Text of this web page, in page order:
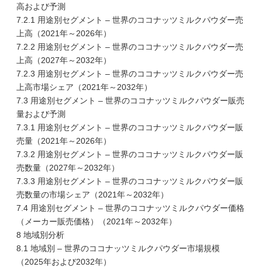
高および予測
7.2.1 用途別セグメント – 世界のココナッツミルクパウダー売
上高（2021年～2026年）
7.2.2 用途別セグメント – 世界のココナッツミルクパウダー売
上高（2027年～2032年）
7.2.3 用途別セグメント – 世界のココナッツミルクパウダー売
上高市場シェア（2021年～2032年）
7.3 用途別セグメント – 世界のココナッツミルクパウダー販売
量および予測
7.3.1 用途別セグメント – 世界のココナッツミルクパウダー販
売量（2021年～2026年）
7.3.2 用途別セグメント – 世界のココナッツミルクパウダー販
売数量（2027年～2032年）
7.3.3 用途別セグメント – 世界のココナッツミルクパウダー販
売数量の市場シェア（2021年～2032年）
7.4 用途別セグメント – 世界のココナッツミルクパウダー価格
（メーカー販売価格）（2021年～2032年）
8 地域別分析
8.1 地域別 – 世界のココナッツミルクパウダー市場規模
（2025年および2032年）